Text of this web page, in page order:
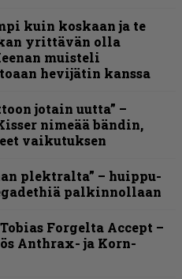
kuin koskaan ja te
yrittävän olla
muisteli
hevijätin kanssa
jotain uutta” –
nimeää bändin,
vaikutuksen
plektralta” – huippu-
palkinnollaan
Forgelta Accept –
Anthrax- ja Korn-